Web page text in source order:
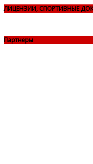
ЛИЦЕНЗИИ, СПОРТИВНЫЕ
Партнеры